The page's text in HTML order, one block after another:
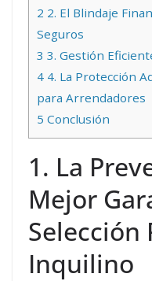
2 2. El Blindaje
Seguros
3 3. Gestión
4 4. La Protección
para Arrendadores
5 Conclusión
1. La
Mejor
Selección
Inquilino